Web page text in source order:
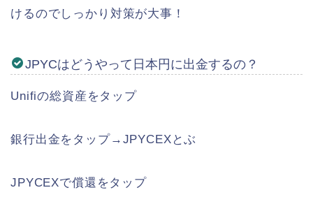
けるのでしっかり対策が大事！
JPYCはどうやって日本円に出金するの？
Unifiの総資産をタップ
銀行出金をタップ→JPYCEXとぶ
JPYCEXで償還をタップ